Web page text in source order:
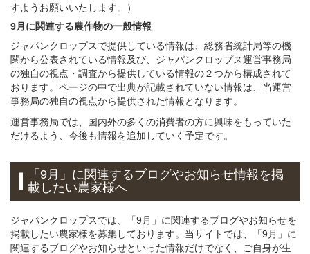
すようお願いいたします。）
9月に関連する農作物の一般情報
ジャパンクロップスで提供している情報は、総務省統計局等の機
関から公表されている情報及び、ジャパンクロップス運営事務局
の独自の視点・調査から提供している情報の２つから構成されて
おります。ページの中で出典が記載されていない情報は、当運営
事務局の独自の視点から提供された情報となります。
運営事務局では、国内外の多くの消費者の方に興味をもっていた
だけるよう、今後も情報を追加していく予定です。
「9月」に関連するブログやお知らせ情報を掲
載したい農家様へ
ジャパンクロップスでは、「9月」に関連するブログやお知らせを
掲載したい農家様を募集しております。当サイトでは、「9月」に
関連するブログやお知らせといった情報だけでなく、ご自身が生